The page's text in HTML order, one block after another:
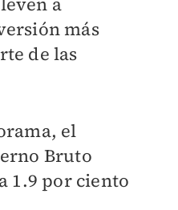
más
de las
el
Bruto
1.9 por ciento